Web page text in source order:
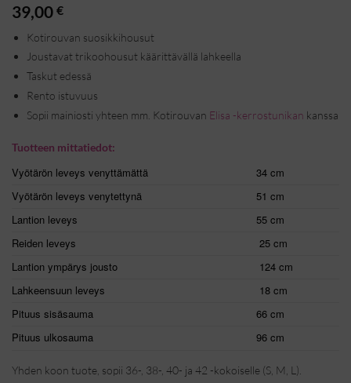
39,00 €
Kotirouvan suosikkihousut
Joustavat trikoohousut käärittävällä lahkeella
Taskut edessä
Rento istuvuus
Sopii mainiosti yhteen mm. Kotirouvan Elisa -kerrostunikan kanssa
Tuotteen mittatiedot:
Vyötärön leveys venyttämättä
34 cm
Vyötärön leveys venytettynä
51 cm
Lantion leveys
55 cm
Reiden leveys
25 cm
Lantion ympärys jousto
124 cm
Lahkeensuun leveys
18 cm
Pituus sisäsauma
66 cm
Pituus ulkosauma
96 cm
Yhden koon tuote, sopii 36-, 38-, 40- ja 42 -kokoiselle (S, M, L).